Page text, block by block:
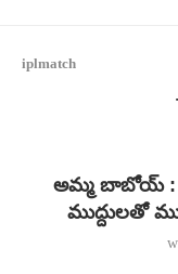
iplmatch
అమ్మ బాబోయ్ :
ముద్దులతో